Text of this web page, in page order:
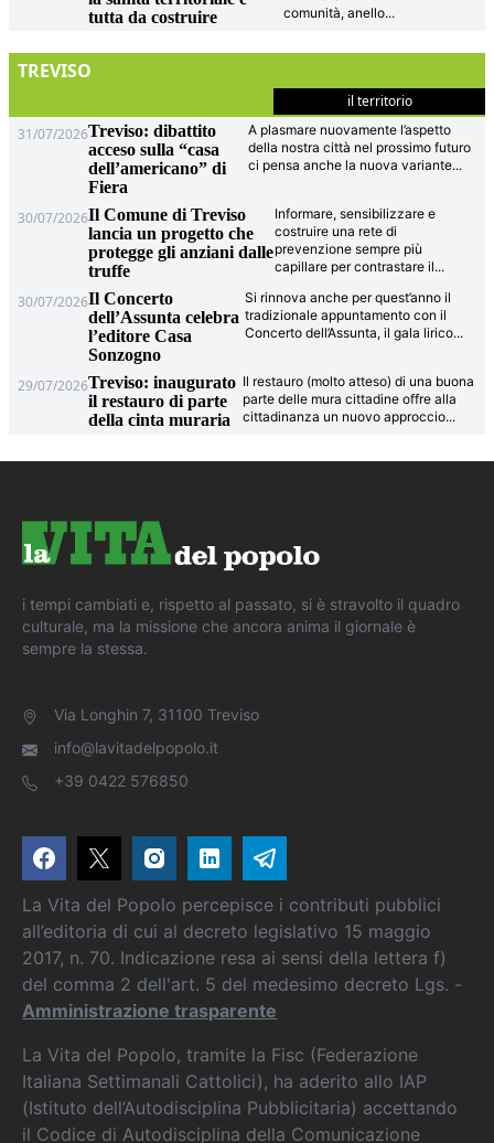
tutta da costruire
comunità, anello...
TREVISO
il territorio
31/07/2026Treviso: dibattito
acceso sulla “casa
dell’americano” di
Fiera
A plasmare nuovamente l’aspetto
della nostra città nel prossimo futuro
ci pensa anche la nuova variante...
30/07/2026Il Comune di Treviso
lancia un progetto che
protegge gli anziani dalle
truffe
Informare, sensibilizzare e
costruire una rete di
prevenzione sempre più
capillare per contrastare il...
30/07/2026Il Concerto
dell’Assunta celebra
l’editore Casa
Sonzogno
Si rinnova anche per quest’anno il
tradizionale appuntamento con il
Concerto dell’Assunta, il gala lirico...
29/07/2026Treviso: inaugurato
il restauro di parte
della cinta muraria
Il restauro (molto atteso) di una buona
parte delle mura cittadine offre alla
cittadinanza un nuovo approccio...
i tempi cambiati e, rispetto al passato, si è stravolto il quadro
culturale, ma la missione che ancora anima il giornale è
sempre la stessa.
Via Longhin 7, 31100 Treviso
info@lavitadelpopolo.it
+39 0422 576850
La Vita del Popolo percepisce i contributi pubblici
all’editoria di cui al decreto legislativo 15 maggio
2017, n. 70. Indicazione resa ai sensi della lettera f)
del comma 2 dell'art. 5 del medesimo decreto Lgs. -
Amministrazione trasparente
La Vita del Popolo, tramite la Fisc (Federazione
Italiana Settimanali Cattolici), ha aderito allo IAP
(Istituto dell’Autodisciplina Pubblicitaria) accettando
il Codice di Autodisciplina della Comunicazione